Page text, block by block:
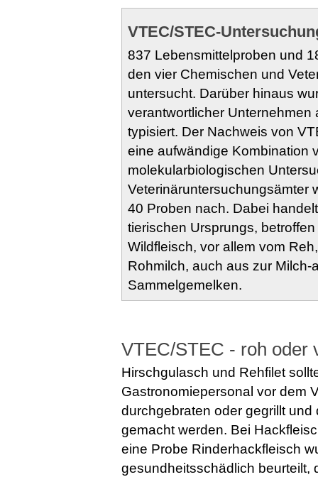
VTEC/STEC-
837 Lebensmittelproben und
den vier Chemischen und
untersucht. Darüber hinaus
verantwortlicher
typisiert. Der Nachweis von
eine aufwändige Kombination
molekularbiologischen
Veterinäruntersuchungsämter
40 Proben nach. Dabei
tierischen Ursprungs,
Wildfleisch, vor allem vom
Rohmilch, auch aus zur
Sammelgemelken.
VTEC/STEC - roh oder
Hirschgulasch und Rehfilet
Gastronomiepersonal vor dem
durchgebraten oder gegrillt
gemacht werden. Bei
eine Probe Rinderhackfleisch
gesundheitsschädlich beurteilt,